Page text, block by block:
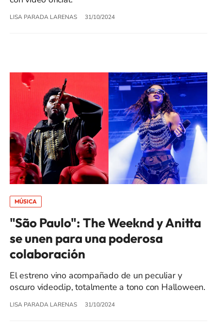
LISA PARADA LARENAS 31/10/2024
MÚSICA
"São Paulo": The Weeknd y Anitta
se unen para una poderosa
colaboración
El estreno vino acompañado de un peculiar y
oscuro videoclip, totalmente a tono con Halloween.
LISA PARADA LARENAS 31/10/2024